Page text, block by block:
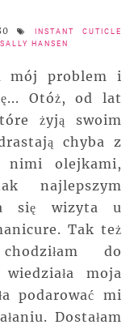
INSTANT CUTICLE
SALLY HANSEN
mój problem i
Otóż, od lat
żyją swoim
chyba z
nimi olejkami,
najlepszym
się wizyta u
Tak też
do
moja
podarować mi
Dostałam